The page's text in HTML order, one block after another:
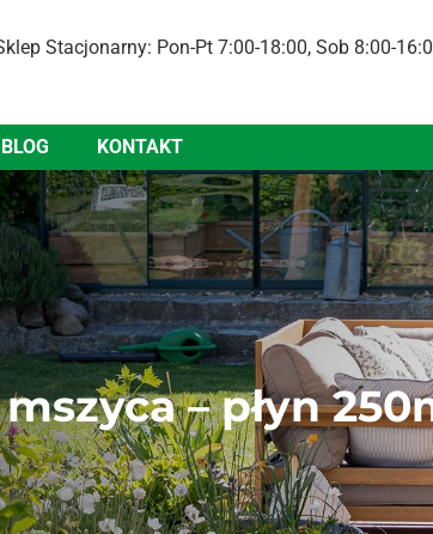
Stacjonarny: Pon-Pt 7:00-18:00, Sob 8:00-
BLOG KONTAKT
mszyca – płyn